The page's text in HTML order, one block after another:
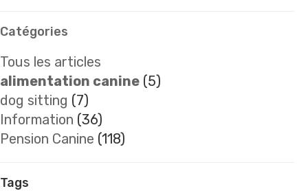
Catégories
Tous les articles
alimentation canine (5)
dog sitting (7)
Information (36)
Pension Canine (118)
Tags